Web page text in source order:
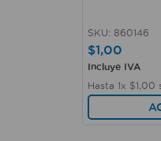
SKU: 860146
$1,00
Incluye IVA
Hasta 1x $1 00